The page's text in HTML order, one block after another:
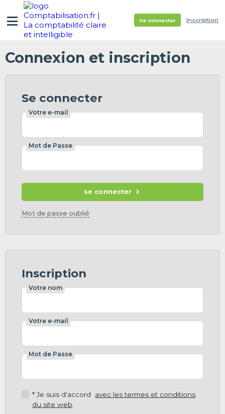
Se connecter Inscription
Connexion et inscription
Se connecter
Votre e-mail
Mot de Passe
se connecter
Mot de passe oublié
Inscription
Votre nom
Votre e-mail
Mot de Passe
* Je suis d'accord avec les termes et conditions
du site web